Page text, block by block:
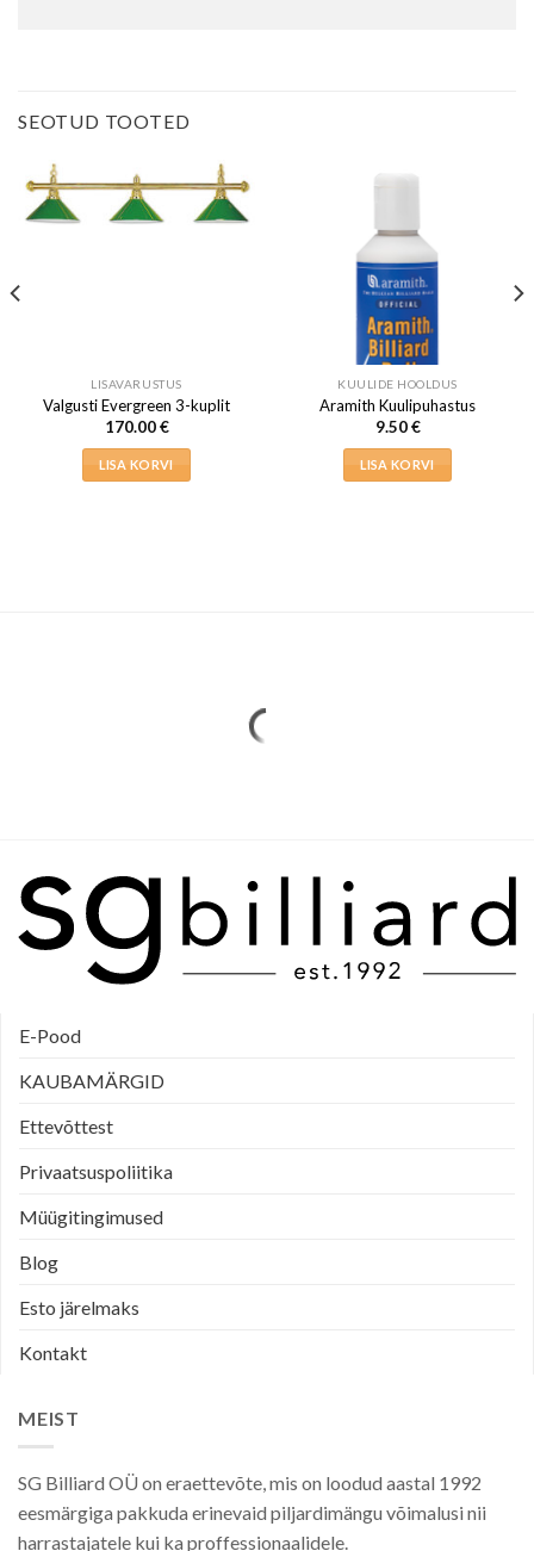
SEOTUD TOOTED
LISAVARUSTUS
Valgusti Evergreen 3-kuplit
170.00€
LISA KORVI
KUULIDE HOOLDUS
Aramith Kuulipuhastus
9.50€
LISA KORVI
E-Pood
KAUBAMÄRGID
Ettevõttest
Privaatsuspoliitika
Müügitingimused
Blog
Esto järelmaks
Kontakt
MEIST
SG Billiard OÜ on eraettevõte, mis on loodud aastal 1992
eesmärgiga pakkuda erinevaid piljardimängu võimalusi nii
harrastajatele kui ka proffessionaalidele.